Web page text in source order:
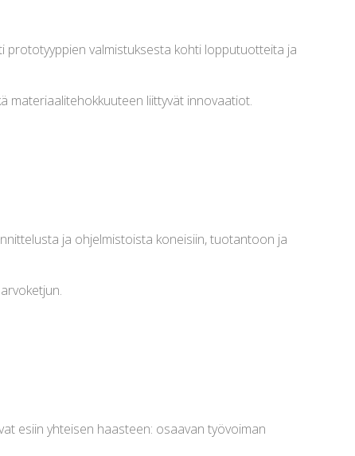
valmistuksesta kohti lopputuotteita ja
materiaalitehokkuuteen liittyvät innovaatiot.
ja ohjelmistoista koneisiin, tuotantoon ja
esiin yhteisen haasteen: osaavan työvoiman